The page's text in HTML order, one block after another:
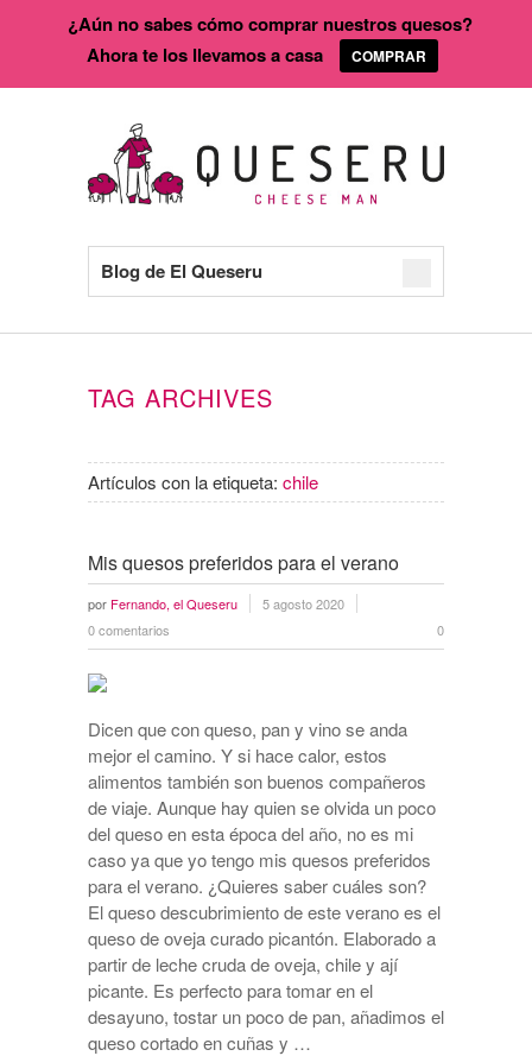
Blog de El Queseru
TAG ARCHIVES
Artículos con la etiqueta: chile
Mis quesos preferidos para el verano
por Fernando, el Queseru
5 agosto 2020
0 comentarios
0
Dicen que con queso, pan y vino se anda
mejor el camino. Y si hace calor, estos
alimentos también son buenos compañeros
de viaje. Aunque hay quien se olvida un poco
del queso en esta época del año, no es mi
caso ya que yo tengo mis quesos preferidos
para el verano. ¿Quieres saber cuáles son?
El queso descubrimiento de este verano es el
queso de oveja curado picantón. Elaborado a
partir de leche cruda de oveja, chile y ají
picante. Es perfecto para tomar en el
desayuno, tostar un poco de pan, añadimos el
queso cortado en cuñas y …
¿Aún no sabes cómo comprar nuestros quesos?
Ahora te los llevamos a casa
COMPRAR